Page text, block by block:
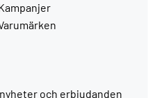
och erbjudanden